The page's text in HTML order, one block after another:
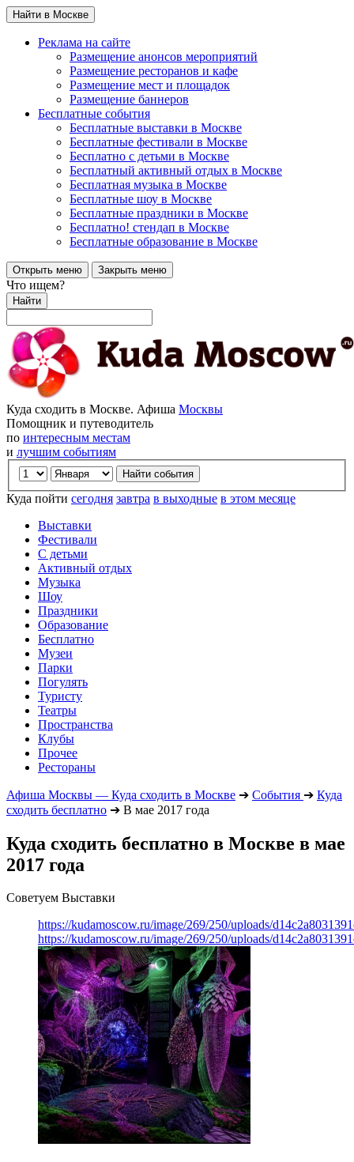
Найти в Москве
Реклама на сайте
Размещение анонсов мероприятий
Размещение ресторанов и кафе
Размещение мест и площадок
Размещение баннеров
Бесплатные события
Бесплатные выставки в Москве
Бесплатные фестивали в Москве
Бесплатно с детьми в Москве
Бесплатный активный отдых в Москве
Бесплатная музыка в Москве
Бесплатные шоу в Москве
Бесплатные праздники в Москве
Бесплатно! стендап в Москве
Бесплатные образование в Москве
Открыть меню Закрыть меню
Что ищем?
Найти
Куда сходить в Москве. Афиша Москвы
Помощник и путеводитель
по интересным местам
и лучшим событиям
Куда пойти сегодня завтра в выходные в этом месяце
Выставки
Фестивали
С детьми
Активный отдых
Музыка
Шоу
Праздники
Образование
Бесплатно
Музеи
Парки
Погулять
Туристу
Театры
Пространства
Клубы
Прочее
Рестораны
Афиша Москвы — Куда сходить в Москве ➔ События ➔ Куда
сходить бесплатно ➔ В мае 2017 года
Куда сходить бесплатно в Москве в мае
2017 года
Советуем Выставки
https://kudamoscow.ru/image/269/250/uploads/
https://kudamoscow.ru/image/269/250/uploads/